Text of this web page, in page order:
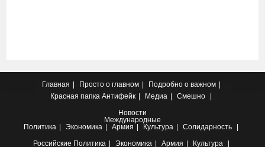
Главная Просто о главном
Подробно о важном
Красная папка Антифейк Медиа
Смешно
Новости
Международные
Политика
Экономика Армия Культура
Солидарность
Российские Политика Экономика Армия Культура